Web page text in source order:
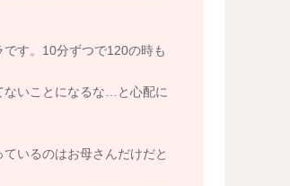
す。10分ずつで120の時も
ないことになるな…と心配に
いるのはお母さんだけだと